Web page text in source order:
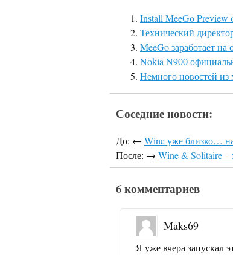
Install MeeGo
Технический
MeeGo заработает
Nokia N900
Немного новостей
Соседние новости:
До: ← Wine уже близко…
После: → Wine & Solitaire –
6 комментариев
Maks69
Я уже вчера запускал